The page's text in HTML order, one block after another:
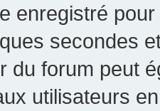
enregistré
secondes
du forum peut
utilisateurs